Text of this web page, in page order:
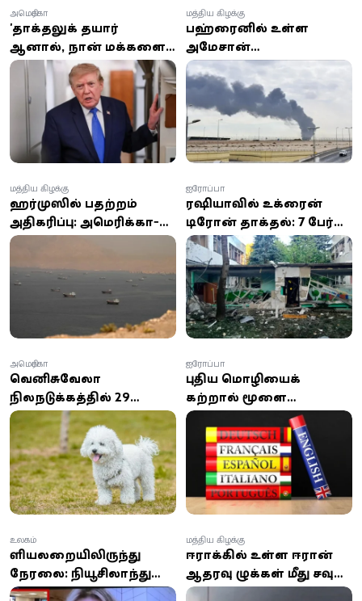
'தாக்குதலுக்கு தயார்
ஆனால், நான் மக்களைக்
கொல்ல விரும்பவில்லை'
– ஈரானுடன்
பேச்சுவார்த்தைக்கு
திரும்பிய டிரம்ப்!
அமெரிக்கா
பஹ்ரைனில் உள்ள
அமேசான்
தரவுத்தளத்தின் மீது
ஏவுகணைத் தாக்குதல்:
ஈரானின் இஸ்லாமிய
புரட்சிகர காவல்படை
உரிமை கோரல்
மத்திய கிழக்கு
ஹர்முஸில் பதற்றம்
அதிகரிப்பு: அமெரிக்கா-
ஈரான் மோதல் தீவிரம் -
பதிலடி தாக்குதல்
மத்திய கிழக்கு
ரஷியாவில் உக்ரைன்
டிரோன் தாக்குதல்: 7 பேர்
உயிரிழப்பு, 50-க்கும்
மேற்பட்டோர் காயம்
ஐரோப்பா
வெனிசுவேலா
நிலநடுக்கத்தில் 29
நாட்கள் இடிபாடுகளில்
அதிசயமாக மீட்கப்பட்ட
நாய்!
அமெரிக்கா
புதிய மொழியைக்
கற்றால் மூளை
இளமையாகுமா? ஆய்வு
சொல்வது என்ன?
ஐரோப்பா
குளியலறையிலிருந்து
நேரலை: நியூசிலாந்து
பெண் கவுன்சிலரின்
உலகம்
ஈராக்கில் உள்ள ஈரான்
ஆதரவு குழுக்கள் மீது சவுதி
மற்றும் அமெரிக்கா
மத்திய கிழக்கு